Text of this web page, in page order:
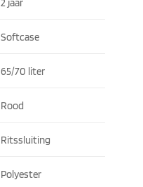
Softcase
65/70 liter
Rood
Ritssluiting
Polyester